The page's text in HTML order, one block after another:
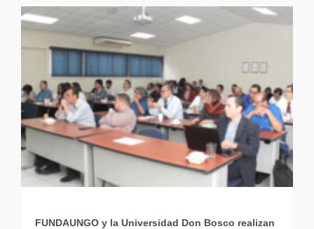
FUNDAUNGO y la Universidad Don Bosco realizan